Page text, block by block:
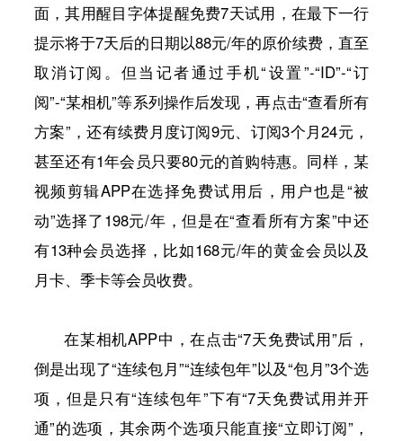
面，其用醒目字体提醒免费7天试用，在最下一行
提示将于7天后的日期以88元/年的原价续费，直至
取消订阅。但当记者通过手机“设置”-“ID”-“订
阅”-“某相机”等系列操作后发现，再点击“查看所有
方案”，还有续费月度订阅9元、订阅3个月24元，
甚至还有1年会员只要80元的首购特惠。同样，某
视频剪辑APP在选择免费试用后，用户也是“被
动”选择了198元/年，但是在“查看所有方案”中还
有13种会员选择，比如168元/年的黄金会员以及
月卡、季卡等会员收费。
在某相机APP中，在点击“7天免费试用”后，
倒是出现了“连续包月”“连续包年”以及“包月”3个选
项，但是只有“连续包年”下有“7天免费试用并开
通”的选项，其余两个选项只能直接“立即订阅”，